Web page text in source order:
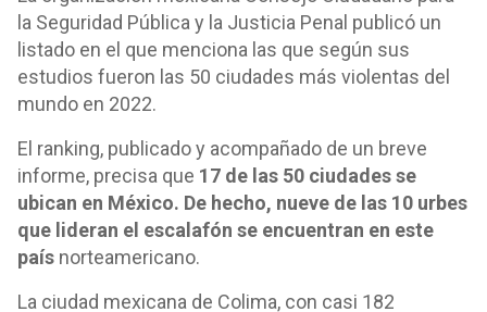
la Seguridad Pública y la Justicia Penal publicó un
listado en el que menciona las que según sus
estudios fueron las 50 ciudades más violentas del
mundo en 2022.
El ranking, publicado y acompañado de un breve
informe, precisa que 17 de las 50 ciudades se
ubican en México. De hecho, nueve de las 10 urbes
que lideran el escalafón se encuentran en este
país norteamericano.
La ciudad mexicana de Colima, con casi 182